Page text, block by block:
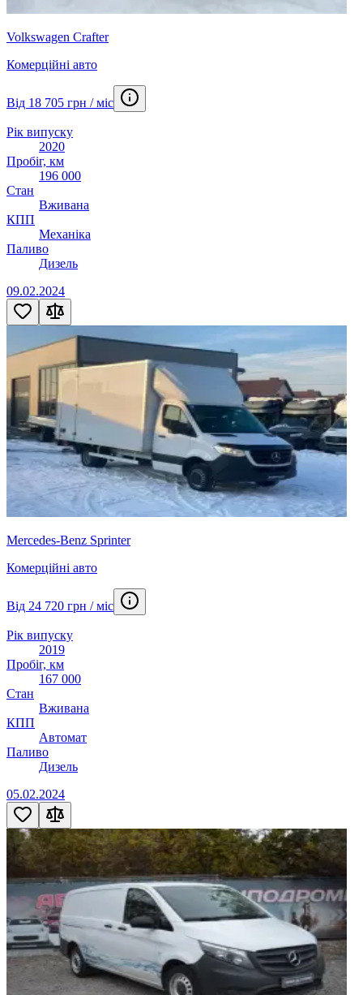
Volkswagen Crafter
Комерційні авто
Від 18 705 грн / міс
Рік випуску
2020
Пробіг, км
196 000
Стан
Вживана
КПП
Механіка
Паливо
Дизель
09.02.2024
Mercedes-Benz Sprinter
Комерційні авто
Від 24 720 грн / міс
Рік випуску
2019
Пробіг, км
167 000
Стан
Вживана
КПП
Автомат
Паливо
Дизель
05.02.2024